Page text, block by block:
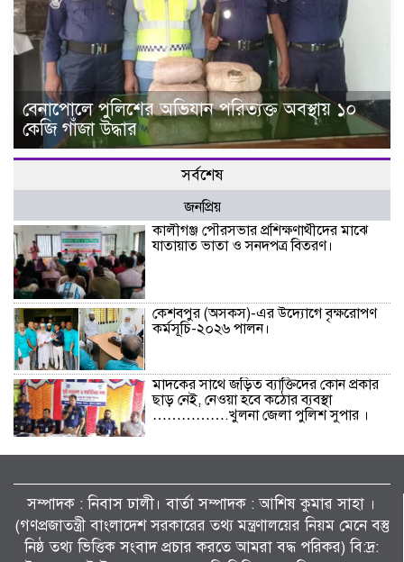
বেনাপোলে পুলিশের অভিযান পরিত্যক্ত অবস্থায় ১০
কেজি গাঁজা উদ্ধার
সর্বশেষ
জনপ্রিয়
কালীগঞ্জ পৌরসভার প্রশিক্ষণার্থীদের মাঝে
যাতায়াত ভাতা ও সনদপত্র বিতরণ।
কেশবপুর (অসকস)-এর উদ্যোগে বৃক্ষরোপণ
কর্মসূচি-২০২৬ পালন।
মাদকের সাথে জড়িত ব্যাক্তিদের কোন প্রকার
ছাড় নেই, নেওয়া হবে কঠোর ব্যবস্থা
…………….খুলনা জেলা পুলিশ সুপার ।
জুলাই গণঅভ্যুত্থানের দ্বিতীয় বর্ষপূর্তি উপলক্ষে
সম্পাদক : নিবাস ঢালী। বার্তা সম্পাদক : আশিষ কুমাৱ সাহা ।
(গণপ্রজাতন্ত্রী বাংলাদেশ সরকারের তথ্য মন্ত্রণালয়ের নিয়ম মেনে বস্তু
নিষ্ঠ তথ্য ভিত্তিক সংবাদ প্রচার করতে আমরা বদ্ধ পরিকর) বি:দ্র: